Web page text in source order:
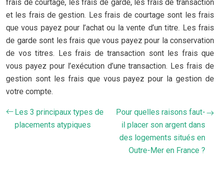
frais de courtage, les frais de garde, les frais de transaction
et les frais de gestion. Les frais de courtage sont les frais
que vous payez pour l’achat ou la vente d’un titre. Les frais
de garde sont les frais que vous payez pour la conservation
de vos titres. Les frais de transaction sont les frais que
vous payez pour l’exécution d’une transaction. Les frais de
gestion sont les frais que vous payez pour la gestion de
votre compte.
Les 3 principaux types de
placements atypiques
Pour quelles raisons faut-
il placer son argent dans
des logements situés en
Outre-Mer en France ?